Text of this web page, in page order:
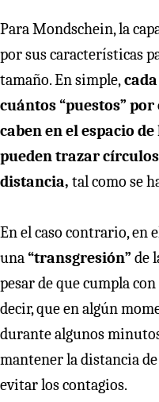
Para Mondschein, la
por sus características
tamaño. En simple,
cuántos “puestos”
caben en el espacio
pueden trazar
distancia, tal como se
En el caso contrario, en
una“transgresión” de
pesar de que cumpla
decir, que en algún
durante algunos
mantener la distancia
evitar los contagios.